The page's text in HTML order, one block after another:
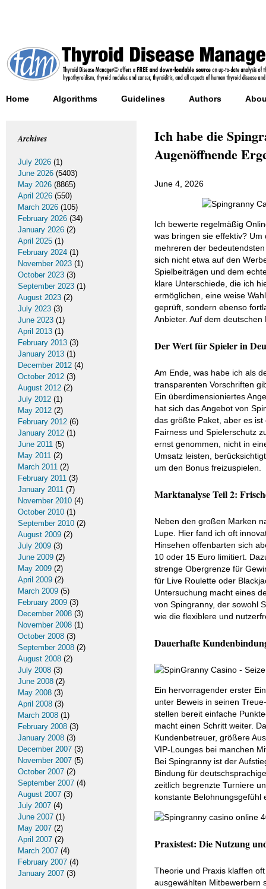
Home Algorithms Guidelines Authors
Ich habe die
Augenöffnende
June 4, 2026
Ich bewerte regelmäßig
was bringen sie effektiv?
mehreren der
sich nicht etwa auf den
Spielbeiträgen und dem
klare Unterschiede, die ich
ermöglichen, eine weise
geprüft, sondern ebenso
Anbieter. Auf dem
Der Wert für Spieler in
Am Ende, was habe ich als
transparenten Vorschriften
Ein überdimensioniertes
hat sich das Angebot von
das größte Paket, aber es
Fairness und Spielerschutz
ernst genommen, nicht in
Umsatz leisten,
um den Bonus freizuspielen.
Marktanalyse Teil 2:
Neben den großen Marken
Lupe. Hier fand ich oft
Hinsehen offenbarten sich
10 oder 15 Euro limitiert.
strenge Obergrenze für
für Live Roulette oder
Untersuchung macht eines
von Spingranny, der sowohl
wie die flexiblere und
Dauerhafte
Ein hervorragender erster
unter Beweis in seinen
stellen bereit einfache
macht einen Schritt weiter.
Kundenbetreuer, größere
VIP-Lounges bei manchen
Bei Spingranny ist der
Bindung für
zeitlich begrenzte Turniere
konstante Belohnungsgefühl
Praxistest: Die Nutzung
Theorie und Praxis klaffen
ausgewählten Mitbewerbern
Archives
July 2026 (1)
June 2026 (5403)
May 2026 (8865)
April 2026 (550)
March 2026 (105)
February 2026 (34)
January 2026 (2)
April 2025 (1)
February 2024 (1)
November 2023 (1)
October 2023 (3)
September 2023 (1)
August 2023 (2)
July 2023 (3)
June 2023 (1)
April 2013 (1)
February 2013 (3)
January 2013 (1)
December 2012 (4)
October 2012 (3)
August 2012 (2)
July 2012 (1)
May 2012 (2)
February 2012 (6)
January 2012 (1)
June 2011 (5)
May 2011 (2)
March 2011 (2)
February 2011 (3)
January 2011 (7)
November 2010 (4)
October 2010 (1)
September 2010 (2)
August 2009 (2)
July 2009 (3)
June 2009 (2)
May 2009 (2)
April 2009 (2)
March 2009 (5)
February 2009 (3)
December 2008 (3)
November 2008 (1)
October 2008 (3)
September 2008 (2)
August 2008 (2)
July 2008 (3)
June 2008 (2)
May 2008 (3)
April 2008 (3)
March 2008 (1)
February 2008 (3)
January 2008 (3)
December 2007 (3)
November 2007 (5)
October 2007 (2)
September 2007 (4)
August 2007 (3)
July 2007 (4)
June 2007 (1)
May 2007 (2)
April 2007 (2)
March 2007 (4)
February 2007 (4)
January 2007 (3)